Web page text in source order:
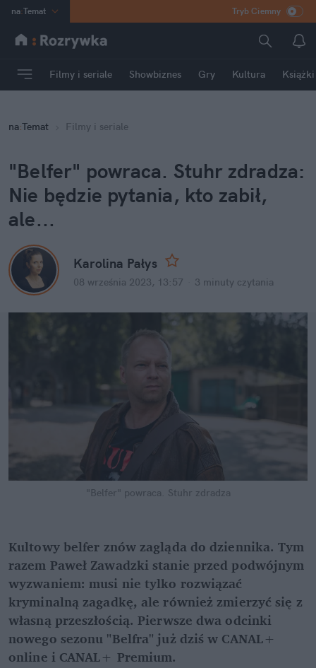
na:Temat
INN Poland
mama
Rozrywka
Tryb Ciemny
Filmy i seriale Showbiznes Gry Kultura Książki
na:Temat Filmy i seriale
"Belfer" powraca. Stuhr zdradza:
Nie będzie pytania, kto zabił,
ale...
Karolina Pałys
08 września 2023, 13:57 3 minuty czytania
"Belfer" powraca. Stuhr zdradza
Kultowy belfer znów zagląda do dziennika. Tym
razem Paweł Zawadzki stanie przed podwójnym
wyzwaniem: musi nie tylko rozwiązać
kryminalną zagadkę, ale również zmierzyć się z
własną przeszłością. Pierwsze dwa odcinki
nowego sezonu "Belfra" już dziś w CANAL+
online i CANAL+ Premium.